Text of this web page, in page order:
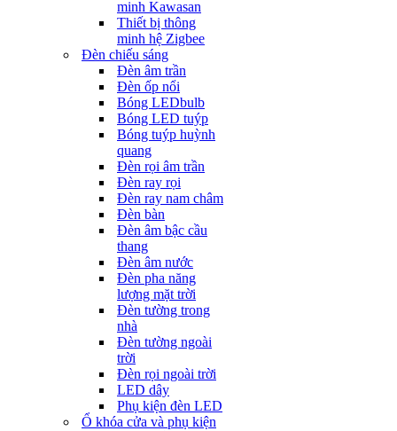
minh Kawasan
Thiết bị thông
minh hệ Zigbee
Đèn chiếu sáng
Đèn âm trần
Đèn ốp nổi
Bóng LEDbulb
Bóng LED tuýp
Bóng tuýp huỳnh
quang
Đèn rọi âm trần
Đèn ray rọi
Đèn ray nam châm
Đèn bàn
Đèn âm bậc cầu
thang
Đèn âm nước
Đèn pha năng
lượng mặt trời
Đèn tường trong
nhà
Đèn tường ngoài
trời
Đèn rọi ngoài trời
LED dây
Phụ kiện đèn LED
Ổ khóa cửa và phụ kiện